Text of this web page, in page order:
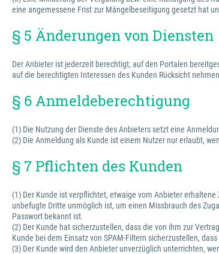
eine angemessene Frist zur Mängelbeseitigung gesetzt hat
§ 5 Änderungen von Diensten
Der Anbieter ist jederzeit berechtigt, auf den Portalen
auf die berechtigten Interessen des Kunden Rücksicht
§ 6 Anmeldeberechtigung
(1) Die Nutzung der Dienste des Anbieters setzt eine
(2) Die Anmeldung als Kunde ist einem Nutzer nur erlaubt,
§ 7 Pflichten des Kunden
(1) Der Kunde ist verpflichtet, etwaige vom Anbieter
unbefugte Dritte unmöglich ist, um einen Missbrauch des
Passwort bekannt ist.
(2) Der Kunde hat sicherzustellen, dass die von ihm zur
Kunde bei dem Einsatz von SPAM-Filtern sicherzustellen,
(3) Der Kunde wird den Anbieter unverzüglich unterrichten,